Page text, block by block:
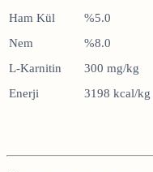
Ham Kül
%5.0
Nem
%8.0
L-Karnitin
300 mg/kg
Enerji
3198 kcal/kg